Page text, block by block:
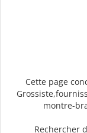
Cette page
montre-
Rechercher